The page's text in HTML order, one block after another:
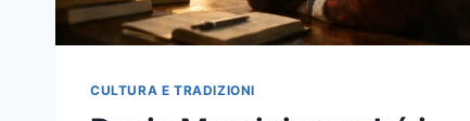
CULTURA E TRADIZIONI